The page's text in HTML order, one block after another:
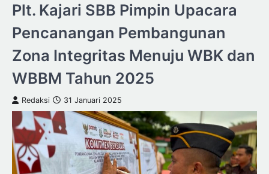
Plt. Kajari SBB Pimpin Upacara
Pencanangan Pembangunan
Zona Integritas Menuju WBK dan
WBBM Tahun 2025
Redaksi 31 Januari 2025